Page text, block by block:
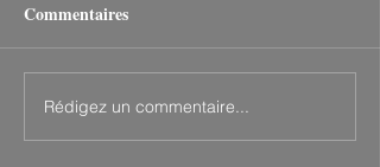
Commentaires
Rédigez un commentaire...